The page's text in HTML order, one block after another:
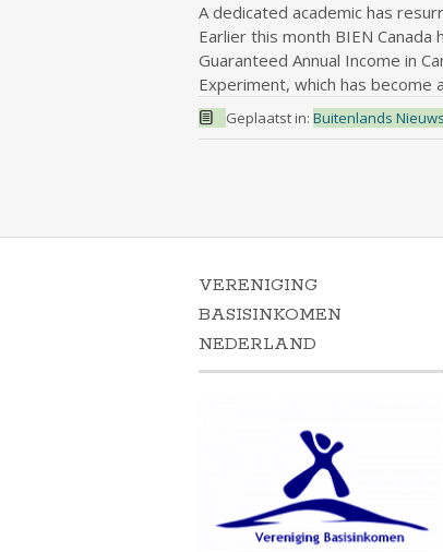
A dedicated academic has
Earlier this month BIEN
Guaranteed Annual Income in
Experiment, which has become
Geplaatst in: Buitenlands Nieuws
VERENIGING
BASISINKOMEN
NEDERLAND